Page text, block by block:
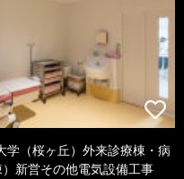
学（桜ヶ丘）外来診療棟・病
新営その他電気設備工事